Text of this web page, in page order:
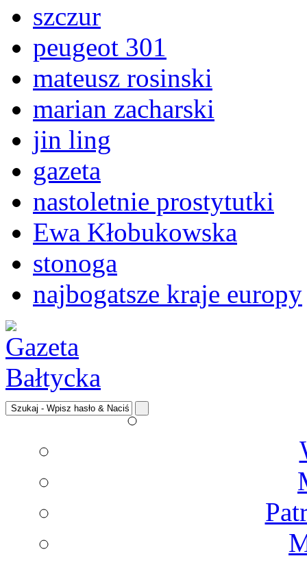
szczur
peugeot 301
mateusz rosinski
marian zacharski
jin ling
gazeta
nastoletnie prostytutki
Ewa Kłobukowska
stonoga
najbogatsze kraje europy